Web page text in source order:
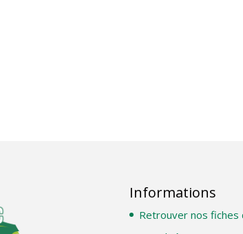
Informations
Retrouver nos fiches